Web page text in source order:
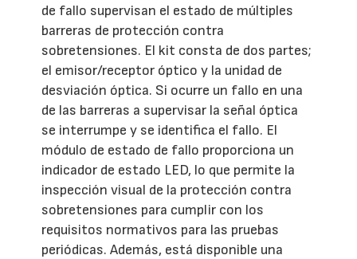
de fallo supervisan el estado de múltiples
barreras de protección contra
sobretensiones. El kit consta de dos partes;
el emisor/receptor óptico y la unidad de
desviación óptica. Si ocurre un fallo en una
de las barreras a supervisar la señal óptica
se interrumpe y se identifica el fallo. El
módulo de estado de fallo proporciona un
indicador de estado LED, lo que permite la
inspección visual de la protección contra
sobretensiones para cumplir con los
requisitos normativos para las pruebas
periódicas. Además, está disponible una